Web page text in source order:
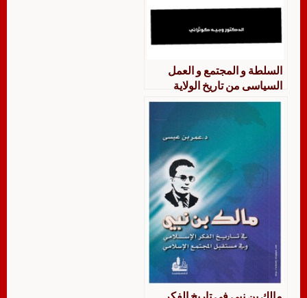
السلطة و المجتمع و العمل
السياسى من تاريخ الولاية
العثمانية فى بلاد الشام